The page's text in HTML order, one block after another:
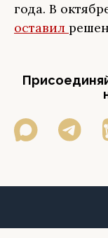
года. В
оставил